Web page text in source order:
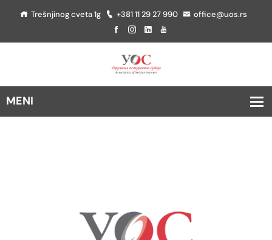
Trešnjinog cveta 1g +381 11 29 27 990 office@uos.rs